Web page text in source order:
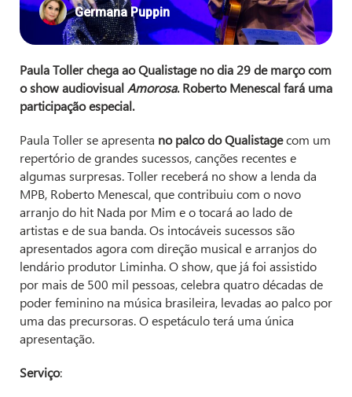
Germana Puppin
Paula Toller chega ao Qualistage no dia 29 de março com
o show audiovisualAmorosa. Roberto Menescal fará uma
participação especial.
Paula Toller se apresenta no palco do Qualistagecom um
repertório de grandes sucessos, canções recentes e
algumas surpresas. Toller receberá no show a lenda da
MPB, Roberto Menescal, que contribuiu com o novo
arranjo do hit Nada por Mim e o tocará ao lado de
artistas e de sua banda. Os intocáveis sucessos são
apresentados agora com direção musical e arranjos do
lendário produtor Liminha. O show, que já foi assistido
por mais de 500 mil pessoas, celebra quatro décadas de
poder feminino na música brasileira, levadas ao palco por
uma das precursoras. O espetáculo terá uma única
apresentação.
Serviço: